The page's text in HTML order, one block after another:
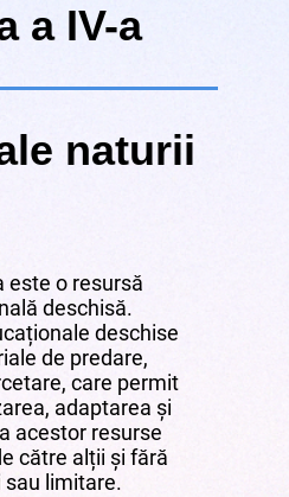
a IV-a
naturii
este o resursă
deschisă.
deschise
de predare,
care permit
adaptarea și
acestor resurse
către alții și fără
sau limitare.